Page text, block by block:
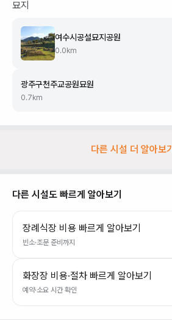
묘지
여수시공설묘지공원
0.0 km
광주구천주교공원묘원
0.7 km
다른 시설 더 알아보기
다른 시설도 빠르게 알아보기
장례식장 비용 빠르게 알아보기
빈소·조문 준비까지
화장장 비용·절차 빠르게 알아보기
예약·소요 시간 확인